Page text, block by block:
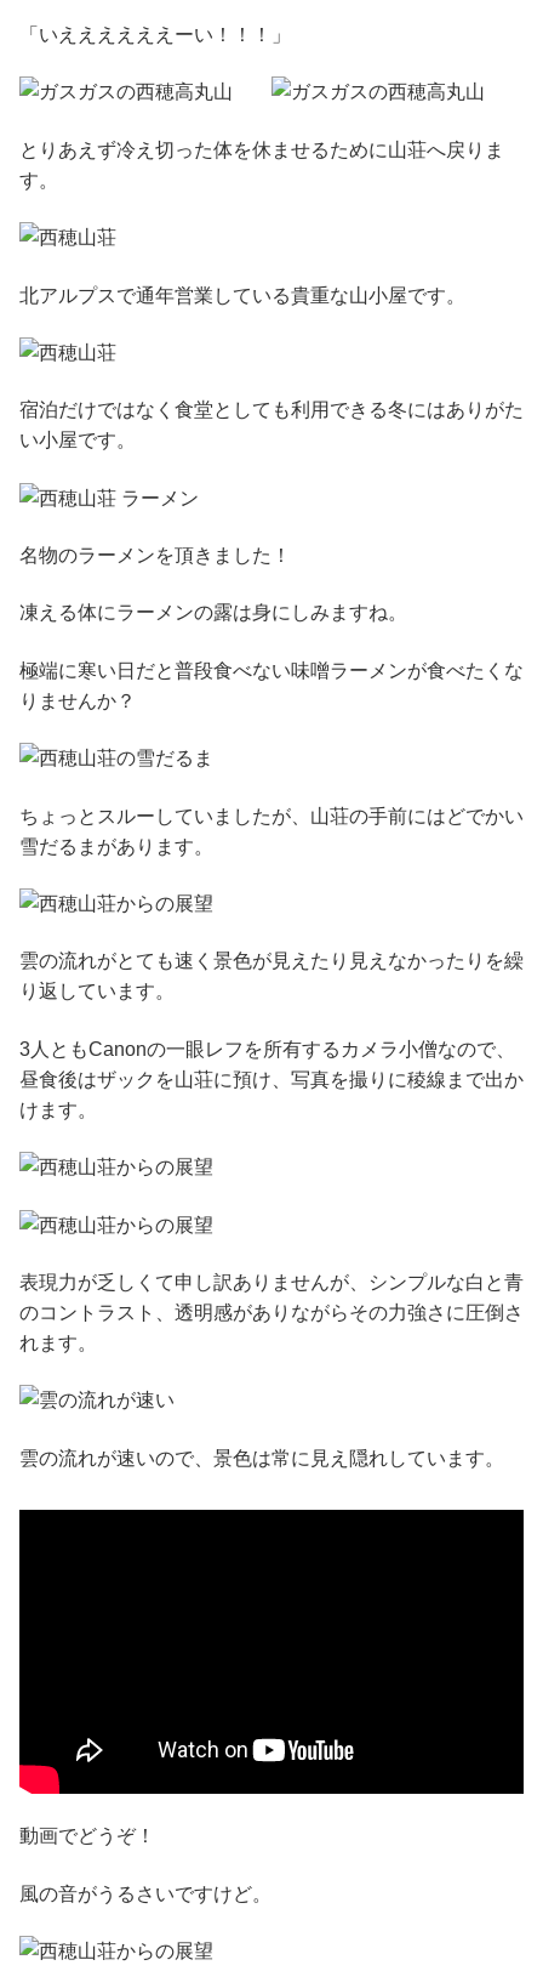
「いええええええーい！！！」
とりあえず冷え切った体を休ませるために山荘へ戻りま
す。
北アルプスで通年営業している貴重な山小屋です。
宿泊だけではなく食堂としても利用できる冬にはありがた
い小屋です。
名物のラーメンを頂きました！
凍える体にラーメンの露は身にしみますね。
極端に寒い日だと普段食べない味噌ラーメンが食べたくな
りませんか？
ちょっとスルーしていましたが、山荘の手前にはどでかい
雪だるまがあります。
雲の流れがとても速く景色が見えたり見えなかったりを繰
り返しています。
3人ともCanonの一眼レフを所有するカメラ小僧なので、
昼食後はザックを山荘に預け、写真を撮りに稜線まで出か
けます。
表現力が乏しくて申し訳ありませんが、シンプルな白と青
のコントラスト、透明感がありながらその力強さに圧倒さ
れます。
雲の流れが速いので、景色は常に見え隠れしています。
動画でどうぞ！
風の音がうるさいですけど。